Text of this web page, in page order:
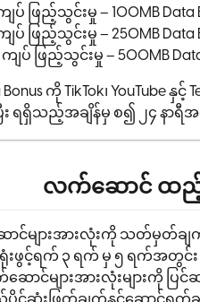
ပ် ဖြည့်သွင်းမှု – 100MB Data
ပ် ဖြည့်သွင်းမှု – 250MB Data
ျပ် ဖြည့်သွင်းမှု – 500MB
Bonus ကို TikTok၊ YouTube
း ရရှိသည့်အချိန်မှ စ၍ ၂၄ နာရီ
လက်ဆောင် ထည့်သွ
ာင်များအားလုံးကို သတ်မှတ်ခ
ရုံးဖွင့်ရက် ၃ ရက် မှ ၅ ရက်အတွင်
ောင်များအားလုံးများကို